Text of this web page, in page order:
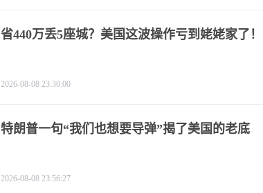
省440万丢5座城？美国这波操作亏到姥姥家了！
2026-08-08 23:30:00
特朗普一句“我们也想要导弹”揭了美国的老底
2026-08-08 23:56:27